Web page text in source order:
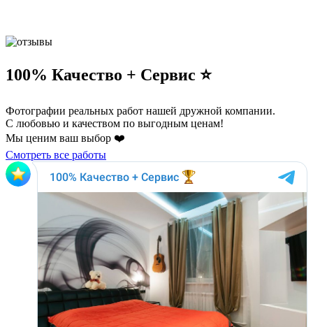
100% Качество + Сервис ⭐️
Фотографии реальных работ нашей дружной компании.
С любовью и качеством по выгодным ценам!
Мы ценим ваш выбор ❤️
Смотреть все работы